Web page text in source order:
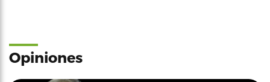
Opiniones